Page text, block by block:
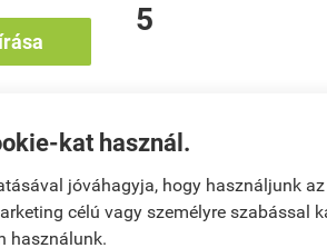
kat használ.
jóváhagyja, hogy használjunk
célú vagy személyre szabással
használunk.
5
Kezdőlap |Regisztráció|Kosár
településről